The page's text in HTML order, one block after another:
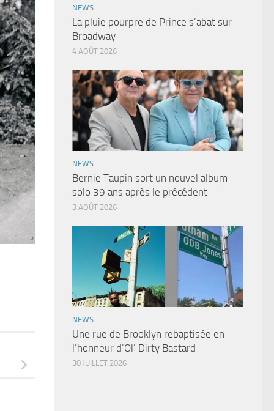
NEWS
La pluie pourpre de Prince s’abat sur
Broadway
4 AOÛT 2026
NEWS
Bernie Taupin sort un nouvel album
solo 39 ans après le précédent
3 AOÛT 2026
NEWS
Une rue de Brooklyn rebaptisée en
l’honneur d’Ol’ Dirty Bastard
30 JUILLET 2026